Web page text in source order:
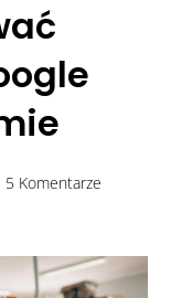
5 Komentarze